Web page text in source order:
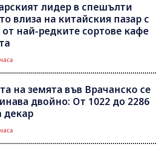
лидер в спешълти
влиза на китайския пазар с
най-редките сортове кафе
на земята във Врачанско се
двойно: От 1022 до 2286
декар